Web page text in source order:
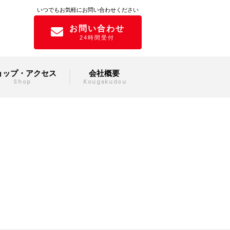
いつでもお気軽にお問い合わせください
お問い合わせ
24時間受付
ップ・アクセス
Shop
会社概要
Kougakudou